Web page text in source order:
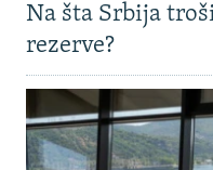
Na šta Srbija
rezerve?